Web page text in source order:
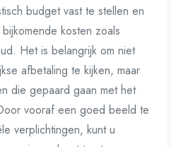
budget vast te stellen en
kosten zoals
Het is belangrijk om niet
afbetaling te kijken, maar
die gepaard gaan met het
vooraf een goed beeld te
verplichtingen, kunt u